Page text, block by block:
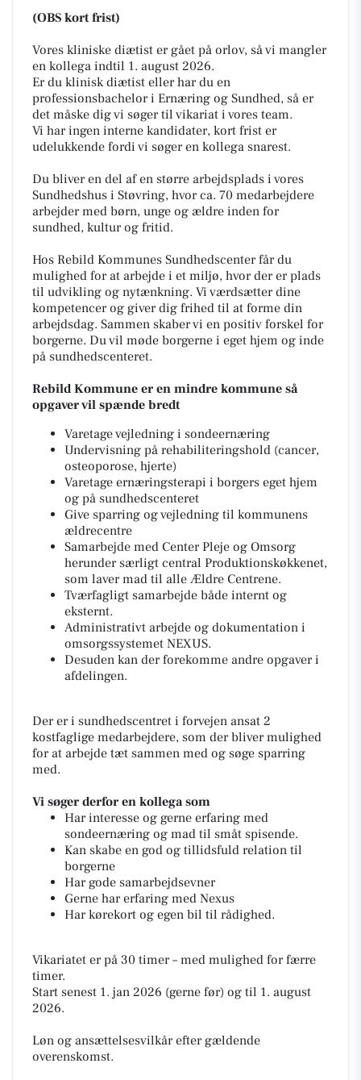
(OBS kort frist)
Vores kliniske diætist er gået på orlov, så vi mangler
en kollega indtil 1. august 2026.
Er du klinisk diætist eller har du en
professionsbachelor i Ernæring og Sundhed, så er
det måske dig vi søger til vikariat i vores team.
Vi har ingen interne kandidater, kort frist er
udelukkende fordi vi søger en kollega snarest.
Du bliver en del af en større arbejdsplads i vores
Sundhedshus i Støvring, hvor ca. 70 medarbejdere
arbejder med børn, unge og ældre inden for
sundhed, kultur og fritid.
Hos Rebild Kommunes Sundhedscenter får du
mulighed for at arbejde i et miljø, hvor der er plads
til udvikling og nytænkning. Vi værdsætter dine
kompetencer og giver dig frihed til at forme din
arbejdsdag. Sammen skaber vi en positiv forskel for
borgerne. Du vil møde borgerne i eget hjem og inde
på sundhedscenteret.
Rebild Kommune er en mindre kommune så
opgaver vil spænde bredt
Varetage vejledning i sondeernæring
Undervisning på rehabiliteringshold (cancer,
osteoporose, hjerte)
Varetage ernæringsterapi i borgers eget hjem
og på sundhedscenteret
Give sparring og vejledning til kommunens
ældrecentre
Samarbejde med Center Pleje og Omsorg
herunder særligt central Produktionskøkkenet,
som laver mad til alle Ældre Centrene.
Tværfagligt samarbejde både internt og
eksternt.
Administrativt arbejde og dokumentation i
omsorgssystemet NEXUS.
Desuden kan der forekomme andre opgaver i
afdelingen.
Der er i sundhedscentret i forvejen ansat 2
kostfaglige medarbejdere, som der bliver mulighed
for at arbejde tæt sammen med og søge sparring
med.
Vi søger derfor en kollega som
Har interesse og gerne erfaring med
sondeernæring og mad til småt spisende.
Kan skabe en god og tillidsfuld relation til
borgerne
Har gode samarbejdsevner
Gerne har erfaring med Nexus
Har kørekort og egen bil til rådighed.
Vikariatet er på 30 timer – med mulighed for færre
timer.
Start senest 1. jan 2026 (gerne før) og til 1. august
2026.
Løn og ansættelsesvilkår efter gældende
overenskomst.